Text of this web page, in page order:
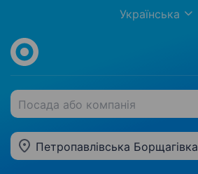
Українська
Посада або компанія
Петропавлівська Борщагівка